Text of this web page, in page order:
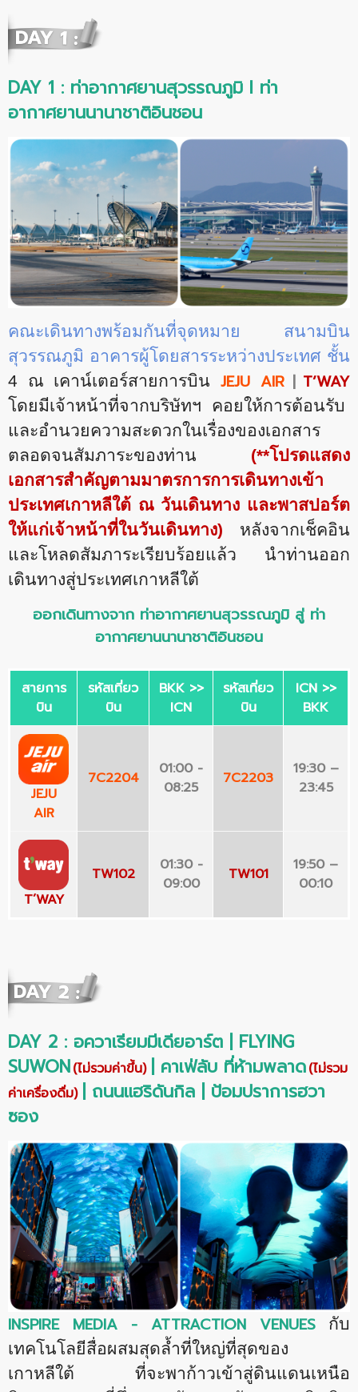
DAY 1 : ท่าอากาศยานสุวรรณภูมิ I ท่า
อากาศยานนานาชาติอินชอน
คณะเดินทางพร้อมกันที่จุดหมาย สนามบิน
สุวรรณภูมิ อาคารผู้โดยสารระหว่างประเทศ ชั้น
4 ณ เคาน์เตอร์สายการบิน JEJU AIR | T’WAY
โดยมีเจ้าหน้าที่จากบริษัทฯ คอยให้การต้อนรับ
และอำนวยความสะดวกในเรื่องของเอกสาร
ตลอดจนสัมภาระของท่าน (**โปรดแสดง
เอกสารสำคัญตามมาตรการการเดินทางเข้า
ประเทศเกาหลีใต้ ณ วันเดินทาง และพาสปอร์ต
ให้แก่เจ้าหน้าที่ในวันเดินทาง) หลังจากเช็คอิน
และโหลดสัมภาระเรียบร้อยแล้ว นำท่านออก
เดินทางสู่ประเทศเกาหลีใต้
ออกเดินทางจาก ท่าอากาศยานสุวรรณภูมิ สู่ ท่า
อากาศยานนานาชาติอินชอน
สายการ
บิน
รหัสเที่ยว
บิน
BKK >>
ICN
รหัสเที่ยว
บิน
ICN >>
BKK
JEJU
AIR
7C2204
01:00 -
08:25 7C2203
19:30 –
23:45
T’WAY
TW102 01:30 -
09:00
TW101
19:50 –
00:10
DAY 2 : อควาเรียมมีเดียอาร์ต | FLYING
SUWON(ไม่รวมค่าขึ้น) | คาเฟ่ลับ ที่ห้ามพลาด(ไม่รวม
ค่าเครื่องดื่ม) | ถนนแฮริดันกิล | ป้อมปราการฮวา
ซอง
INSPIRE MEDIA - ATTRACTION VENUES
กับ
เทคโนโลยีสื่อผสมสุดล้ำที่ใหญ่ที่สุดของ
เกาหลีใต้ ที่จะพาก้าวเข้าสู่ดินแดนเหนือ